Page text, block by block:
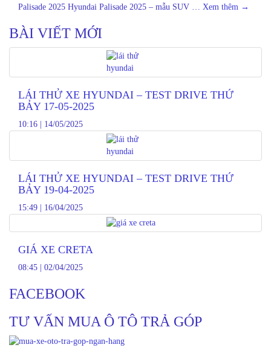
Palisade 2025 Hyundai Palisade 2025 – mẫu SUV … Xem thêm →
BÀI VIẾT MỚI
LÁI THỬ XE HYUNDAI – TEST DRIVE THỨ
BẢY 17-05-2025
10:16 | 14/05/2025
LÁI THỬ XE HYUNDAI – TEST DRIVE THỨ
BẢY 19-04-2025
15:49 | 16/04/2025
GIÁ XE CRETA
08:45 | 02/04/2025
FACEBOOK
TƯ VẤN MUA Ô TÔ TRẢ GÓP